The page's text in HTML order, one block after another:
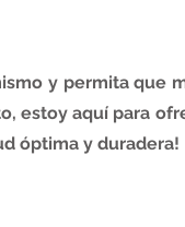
y permita que
estoy aquí para
óptima y duradera!